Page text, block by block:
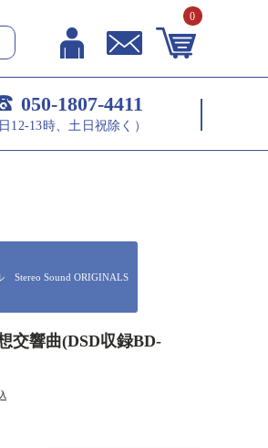
0
050-1807-4411
12-13時、土日祝除く）
Stereo Sound ORIGINALS
交響曲(DSD収録BD-